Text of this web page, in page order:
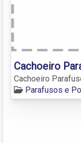
Cachoeiro
Cachoeiro
Parafusos e